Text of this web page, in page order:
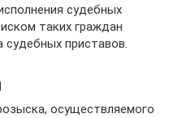
судебных
таких граждан
судебных приставов.
осуществляемого